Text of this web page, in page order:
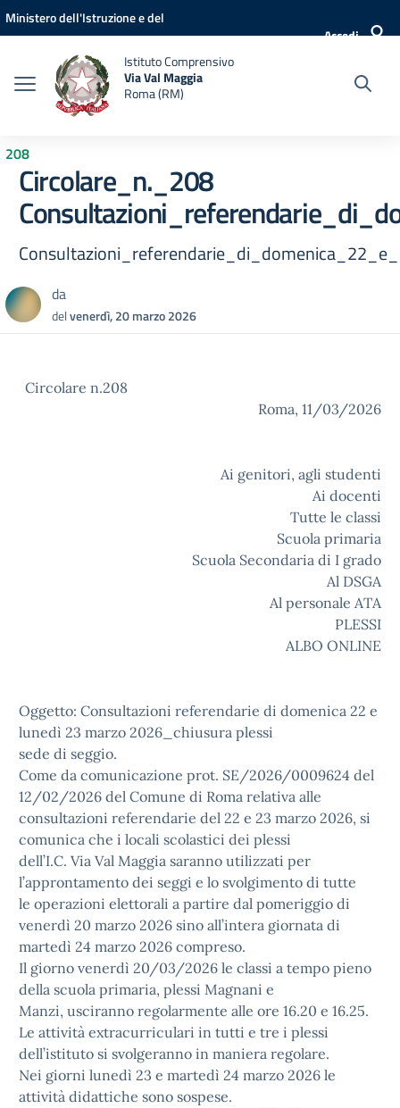
Vai ai contenuti
Vai al menu di navigazione
Vai al footer
Ministero dell'Istruzione e del
Accedi
Istituto Comprensivo
Via Val Maggia
Roma (RM)
208
Circolare_n._208
da
delvenerdì, 20 marzo 2026
Circolare n.208
Roma, 11/03/2026
Ai genitori, agli studenti
Ai docenti
Tutte le classi
Scuola primaria
Scuola Secondaria di I grado
Al DSGA
Al personale ATA
PLESSI
ALBO ONLINE
Oggetto: Consultazioni referendarie di domenica 22 e
lunedì 23 marzo 2026_chiusura plessi
sede di seggio.
Come da comunicazione prot. SE/2026/0009624 del
12/02/2026 del Comune di Roma relativa alle
consultazioni referendarie del 22 e 23 marzo 2026, si
comunica che i locali scolastici dei plessi
dell’I.C. Via Val Maggia saranno utilizzati per
l’approntamento dei seggi e lo svolgimento di tutte
le operazioni elettorali a partire dal pomeriggio di
venerdì 20 marzo 2026 sino all’intera giornata di
martedì 24 marzo 2026 compreso.
Il giorno venerdì 20/03/2026 le classi a tempo pieno
della scuola primaria, plessi Magnani e
Manzi, usciranno regolarmente alle ore 16.20 e 16.25.
Le attività extracurriculari in tutti e tre i plessi
dell’istituto si svolgeranno in maniera regolare.
Nei giorni lunedì 23 e martedì 24 marzo 2026 le
attività didattiche sono sospese.